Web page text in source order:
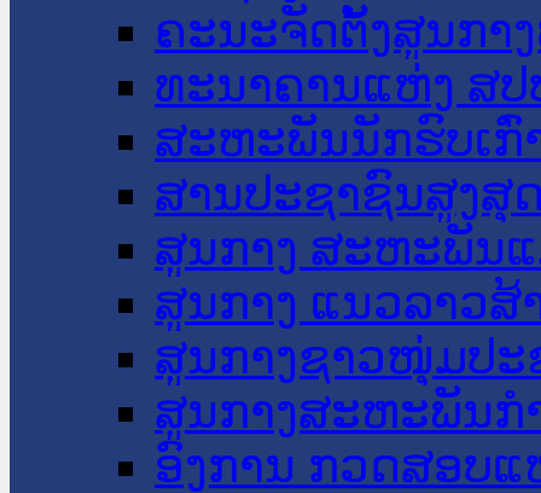
ຄະນະຈັດຕັ້ງສູນກາ
ທະນາຄານແຫ່ງ ສປ
ສະຫະພັນນັກຮົບເກົ່
ສານປະຊາຊົນສູງສຸ
ສູນກາງ ສະຫະພັນ
ສູນກາງ ແນວລາວສ້
ສູນກາງຊາວໜຸ່ມປະ
ສູນກາງສະຫະພັນກ
ອົງການ ກວດສອບແ